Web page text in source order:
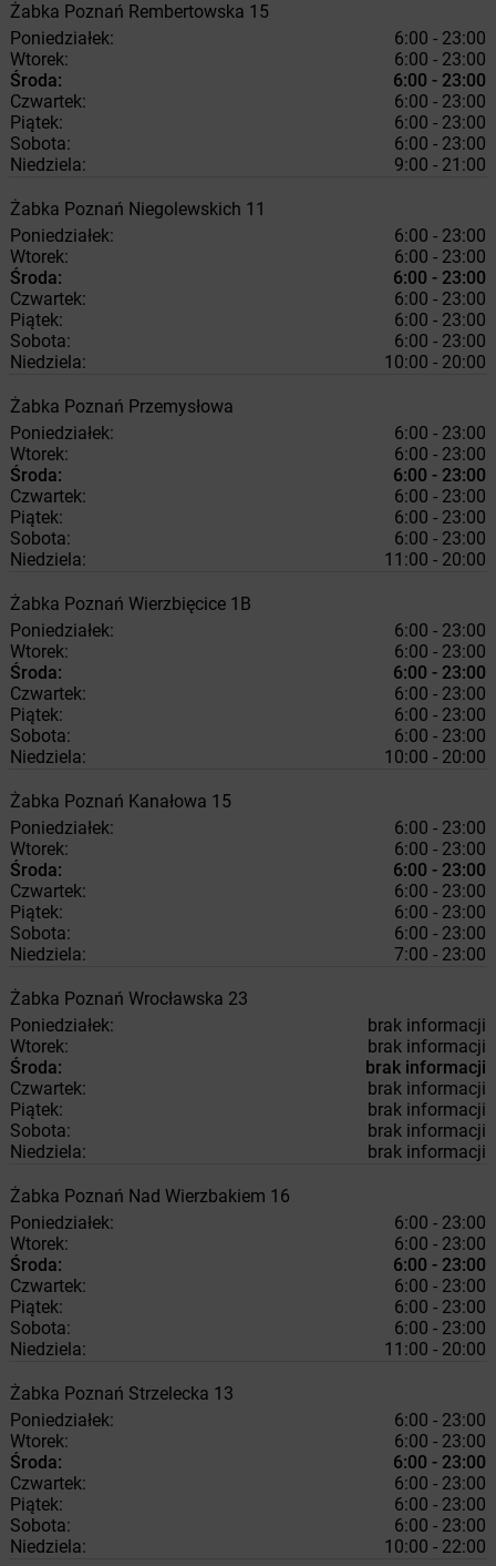
Żabka Poznań Rembertowska 15
Poniedziałek:
6:00 - 23:00
Wtorek:
6:00 - 23:00
Środa:
6:00 - 23:00
Czwartek:
6:00 - 23:00
Piątek:
6:00 - 23:00
Sobota:
6:00 - 23:00
Niedziela:
9:00 - 21:00
Żabka Poznań Niegolewskich 11
Poniedziałek:
6:00 - 23:00
Wtorek:
6:00 - 23:00
Środa:
6:00 - 23:00
Czwartek:
6:00 - 23:00
Piątek:
6:00 - 23:00
Sobota:
6:00 - 23:00
Niedziela:
10:00 - 20:00
Żabka Poznań Przemysłowa
Poniedziałek:
6:00 - 23:00
Wtorek:
6:00 - 23:00
Środa:
6:00 - 23:00
Czwartek:
6:00 - 23:00
Piątek:
6:00 - 23:00
Sobota:
6:00 - 23:00
Niedziela:
11:00 - 20:00
Żabka Poznań Wierzbięcice 1B
Poniedziałek:
6:00 - 23:00
Wtorek:
6:00 - 23:00
Środa:
6:00 - 23:00
Czwartek:
6:00 - 23:00
Piątek:
6:00 - 23:00
Sobota:
6:00 - 23:00
Niedziela:
10:00 - 20:00
Żabka Poznań Kanałowa 15
Poniedziałek:
6:00 - 23:00
Wtorek:
6:00 - 23:00
Środa:
6:00 - 23:00
Czwartek:
6:00 - 23:00
Piątek:
6:00 - 23:00
Sobota:
6:00 - 23:00
Niedziela:
7:00 - 23:00
Żabka Poznań Wrocławska 23
Poniedziałek:
brak informacji
Wtorek:
brak informacji
Środa:
brak informacji
Czwartek:
brak informacji
Piątek:
brak informacji
Sobota:
brak informacji
Niedziela:
brak informacji
Żabka Poznań Nad Wierzbakiem 16
Poniedziałek:
6:00 - 23:00
Wtorek:
6:00 - 23:00
Środa:
6:00 - 23:00
Czwartek:
6:00 - 23:00
Piątek:
6:00 - 23:00
Sobota:
6:00 - 23:00
Niedziela:
11:00 - 20:00
Żabka Poznań Strzelecka 13
Poniedziałek:
6:00 - 23:00
Wtorek:
6:00 - 23:00
Środa:
6:00 - 23:00
Czwartek:
6:00 - 23:00
Piątek:
6:00 - 23:00
Sobota:
6:00 - 23:00
Niedziela:
10:00 - 22:00